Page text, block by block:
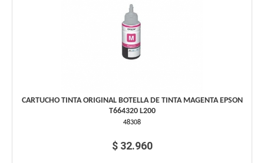
CARTUCHO TINTA ORIGINAL BOTELLA DE TINTA MAGENTA EPSON
T664320 L200
48308
$ 32.960